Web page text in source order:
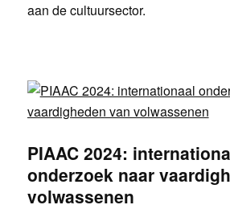
aan de cultuursector.
PIAAC 2024:
onderzoek naar
volwassenen